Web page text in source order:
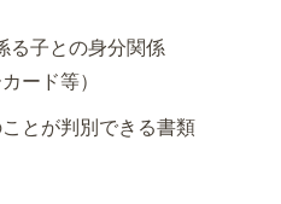
る子との身分関係
ード等）
とが判別できる書類